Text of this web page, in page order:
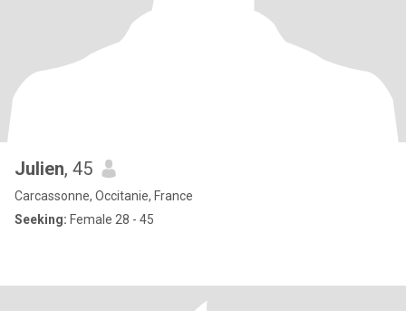
Julien, 45
Carcassonne, Occitanie, France
Seeking: Female 28 - 45